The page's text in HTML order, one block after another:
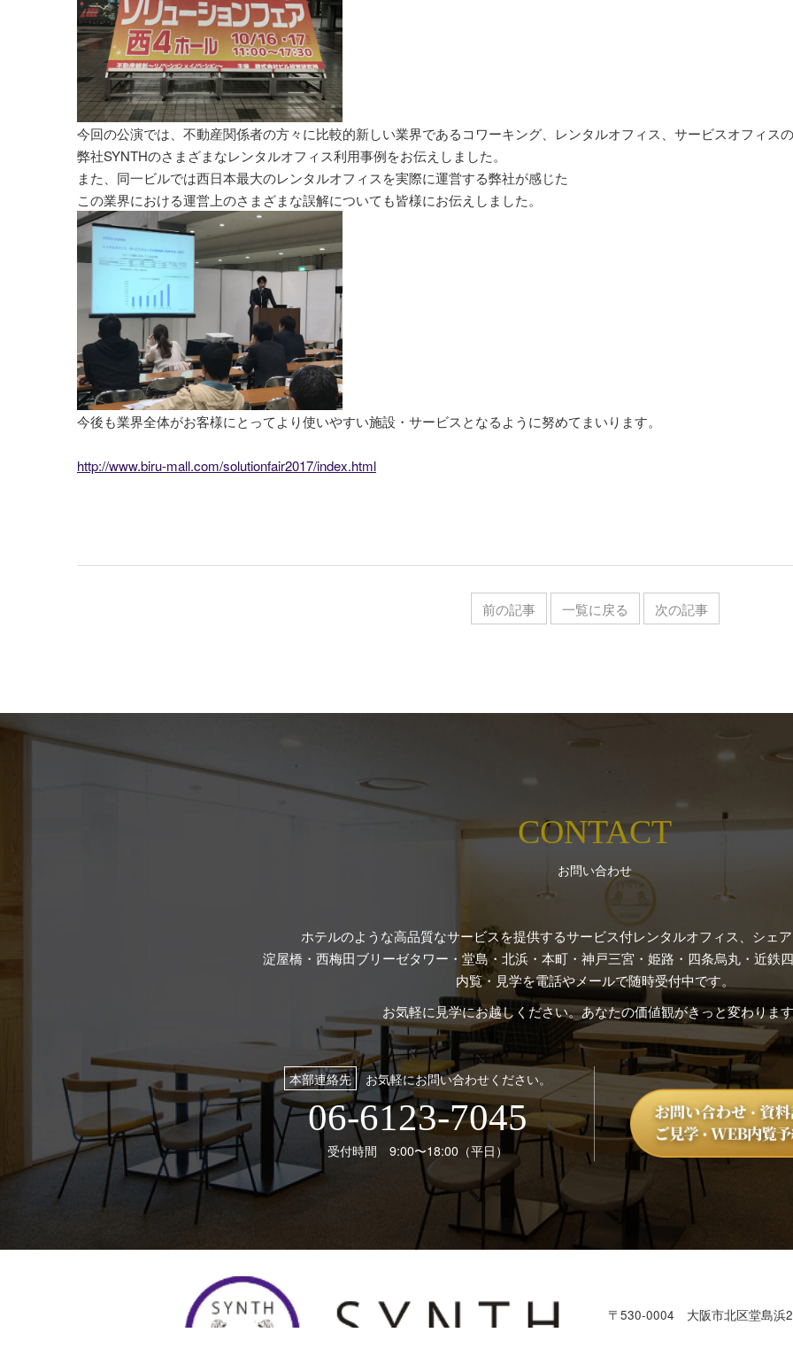
今回の公演では、不動産関係者の方々に比較的新しい業界であるコワーキング、レンタルオフィス、サービスオフィスの
弊社SYNTHのさまざまなレンタルオフィス利用事例をお伝えしました。
また、同一ビルでは西日本最大のレンタルオフィスを実際に運営する弊社が感じた
この業界における運営上のさまざまな誤解についても皆様にお伝えしました。
今後も業界全体がお客様にとってより使いやすい施設・サービスとなるように努めてまいります。
http://www.biru-mall.com/solutionfair2017/index.html
前の記事 一覧に戻る 次の記事
CONTACT
お問い合わせ
ホテルのような高品質なサービスを提供するサービス付レンタルオフィス、シェ
淀屋橋・西梅田ブリーゼタワー・堂島・北浜・本町・神戸三宮・姫路・四条烏丸・近鉄四
内覧・見学を電話やメールで随時受付中です。
お気軽に見学にお越しください。あなたの価値観がきっと変わりま
本部連絡先 お気軽にお問い合わせください。
06-6123-7045
受付時間 9:00〜18:00（平日）
〒530-0004 大阪市北区堂島浜